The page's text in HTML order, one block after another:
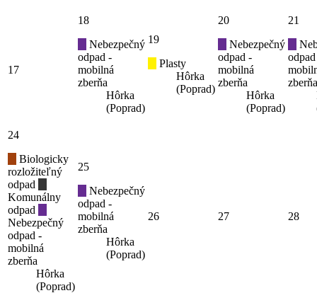
17
18
Nebezpečný
odpad -
mobilná
zberňa
Hôrka
(Poprad)
19
Plasty
Hôrka
(Poprad)
20
Nebezpečný
odpad -
mobilná
zberňa
Hôrka
(Poprad)
21
zberňa
24
Biologicky
rozložiteľný
odpad
Komunálny
odpad
Nebezpečný
odpad -
mobilná
zberňa
Hôrka
(Poprad)
25
Nebezpečný
odpad -
mobilná
zberňa
Hôrka
(Poprad)
26 27 28